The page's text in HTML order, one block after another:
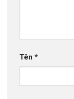
Tên *